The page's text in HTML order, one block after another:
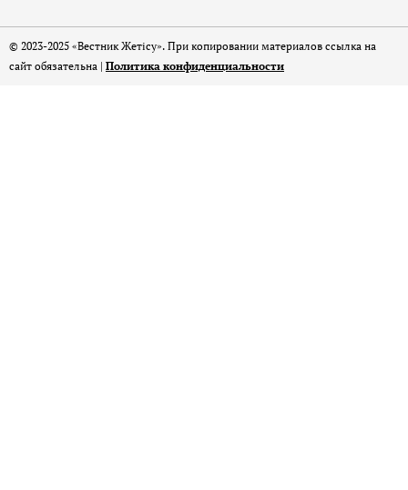
© 2023-2025 «Вестник Жетісу». При копировании материалов ссылка на
сайт обязательна | Политика конфиденциальности